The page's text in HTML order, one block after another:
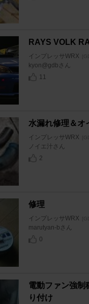
RAYS VOLK
インプレッサWRX
kyon@gdbさん
11
水漏れ修理＆オ
インプレッサWRX
ノイエ汁さん
2
修理
インプレッサWRX
marutyan-bさん
0
電動ファン強制
り付け